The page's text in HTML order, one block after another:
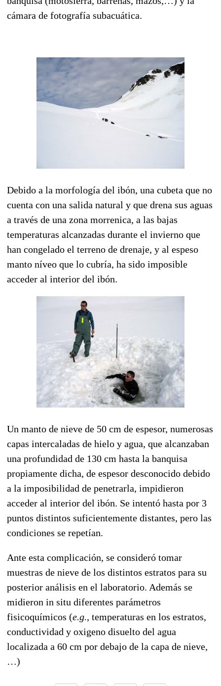
cámara de fotografía subacuática.
Debido a la morfología del ibón, una cubeta que no
cuenta con una salida natural y que drena sus aguas
a través de una zona morrenica, a las bajas
temperaturas alcanzadas durante el invierno que
han congelado el terreno de drenaje, y al espeso
manto níveo que lo cubría, ha sido imposible
acceder al interior del ibón.
Un manto de nieve de 50 cm de espesor, numerosas
capas intercaladas de hielo y agua, que alcanzaban
una profundidad de 130 cm hasta la banquisa
propiamente dicha, de espesor desconocido debido
a la imposibilidad de penetrarla, impidieron
acceder al interior del ibón. Se intentó hasta por 3
puntos distintos suficientemente distantes, pero las
condiciones se repetían.
Ante esta complicación, se consideró tomar
muestras de nieve de los distintos estratos para su
posterior análisis en el laboratorio. Además se
midieron in situ diferentes parámetros
fisicoquímicos (e.g., temperaturas en los estratos,
conductividad y oxigeno disuelto del agua
localizada a 60 cm por debajo de la capa de nieve,
…)